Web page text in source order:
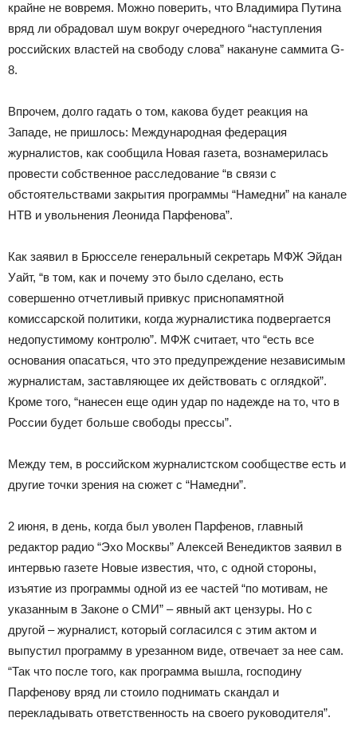
крайне не вовремя. Можно поверить, что Владимира Путина
вряд ли обрадовал шум вокруг очередного “наступления
российских властей на свободу слова” накануне саммита G-
8.
Впрочем, долго гадать о том, какова будет реакция на
Западе, не пришлось: Международная федерация
журналистов, как сообщила Новая газета, вознамерилась
провести собственное расследование “в связи с
обстоятельствами закрытия программы “Намедни” на канале
НТВ и увольнения Леонида Парфенова”.
Как заявил в Брюсселе генеральный секретарь МФЖ Эйдан
Уайт, “в том, как и почему это было сделано, есть
совершенно отчетливый привкус приснопамятной
комиссарской политики, когда журналистика подвергается
недопустимому контролю”. МФЖ считает, что “есть все
основания опасаться, что это предупреждение независимым
журналистам, заставляющее их действовать с оглядкой”.
Кроме того, “нанесен еще один удар по надежде на то, что в
России будет больше свободы прессы”.
Между тем, в российском журналистском сообществе есть и
другие точки зрения на сюжет с “Намедни”.
2 июня, в день, когда был уволен Парфенов, главный
редактор радио “Эхо Москвы” Алексей Венедиктов заявил в
интервью газете Новые известия, что, с одной стороны,
изъятие из программы одной из ее частей “по мотивам, не
указанным в Законе о СМИ” – явный акт цензуры. Но с
другой – журналист, который согласился с этим актом и
выпустил программу в урезанном виде, отвечает за нее сам.
“Так что после того, как программа вышла, господину
Парфенову вряд ли стоило поднимать скандал и
перекладывать ответственность на своего руководителя”.